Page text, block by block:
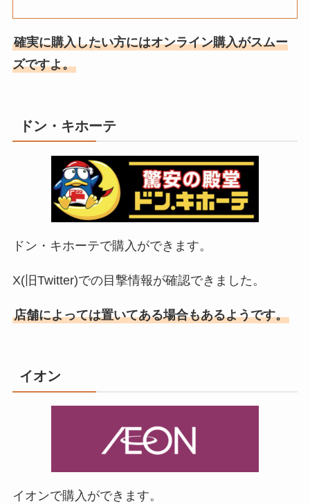
確実に購入したい方にはオンライン購入がスムー
ズですよ。
ドン・キホーテ
ドン・キホーテで購入ができます。
X(旧Twitter)での目撃情報が確認できました。
店舗によっては置いてある場合もあるようです。
イオン
イオンで購入ができます。